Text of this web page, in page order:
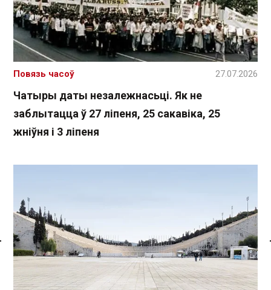
Спасылка без VPN
Чатыры даты незалежнасьці. Як не
заблытацца ў 27 ліпеня, 25 сакавіка, 25
жніўня і 3 ліпеня
Повязь часоў 27.07.2026